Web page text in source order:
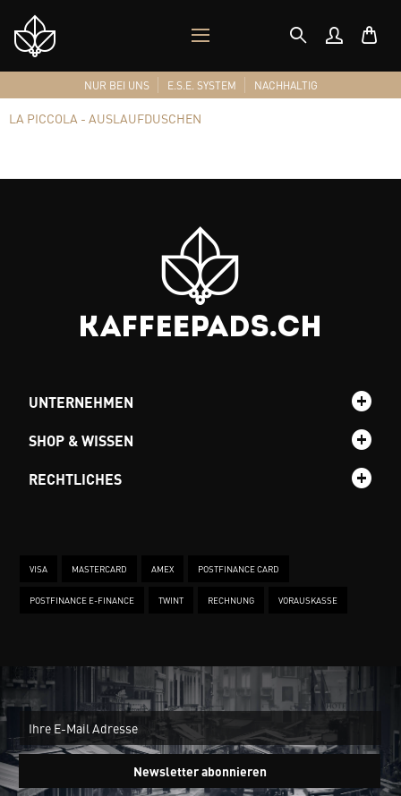
Shop
Logo
MOBILES
MENÜ
NUR BEI UNS E.S.E. SYSTEM NACHHALTIG
LA PICCOLA - AUSLAUFDUSCHEN
UNTERNEHMEN
SHOP & WISSEN
RECHTLICHES
VISA MASTERCARD AMEX POSTFINANCE CARD
POSTFINANCE E-FINANCE TWINT RECHNUNG VORAUSKASSE
Newsletter abonnieren